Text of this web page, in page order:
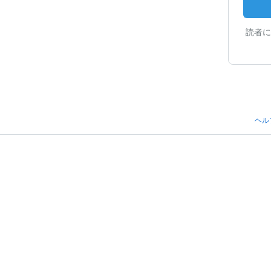
読者
ヘル